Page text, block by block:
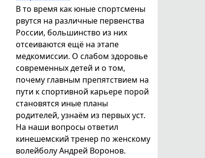
В то время как юные спортсмены
рвутся на различные первенства
России, большинство из них
отсеиваются ещё на этапе
медкомиссии. О слабом здоровье
современных детей и о том,
почему главным препятствием на
пути к спортивной карьере порой
становятся иные планы
родителей, узнаём из первых уст.
На наши вопросы ответил
кинешемский тренер по женскому
волейболу Андрей Воронов.